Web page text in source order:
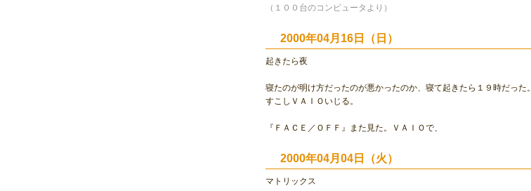
（１００台のコンピュータより）
2000年04月16日（日）
起きたら夜
寝たのが明け方だったのが悪かったのか、寝て起きたら１９時だった。
すこしＶＡＩＯいじる。
『ＦＡＣＥ／ＯＦＦ』また見た。ＶＡＩＯで、
2000年04月04日（火）
マトリックス